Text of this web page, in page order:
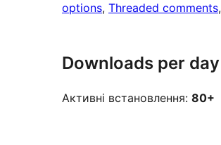
options, Threaded comments,
Downloads per day
Активні встановлення: 80+